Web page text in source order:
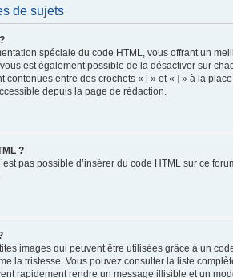
de sujets
spéciale du code HTML, vous offrant un
est également possible de la désactiver sur
contenues entre des crochets « [ » et « ] » à la
depuis la page de rédaction.
?
pas possible d’insérer du code HTML sur ce
images qui peuvent être utilisées grâce à un
la tristesse. Vous pouvez consulter la liste
rapidement rendre un message illisible et un